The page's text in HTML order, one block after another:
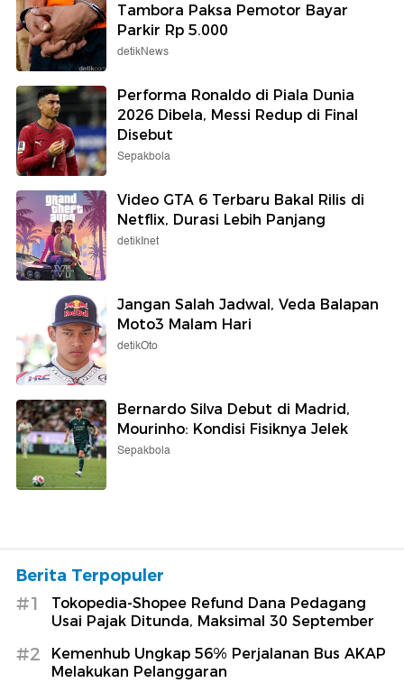
Tambora Paksa Pemotor Bayar
Parkir Rp 5.000
detikNews
Performa Ronaldo di Piala Dunia
2026 Dibela, Messi Redup di Final
Disebut
Sepakbola
Video GTA 6 Terbaru Bakal Rilis di
Netflix, Durasi Lebih Panjang
detikInet
Jangan Salah Jadwal, Veda Balapan
Moto3 Malam Hari
detikOto
Bernardo Silva Debut di Madrid,
Mourinho: Kondisi Fisiknya Jelek
Sepakbola
Berita Terpopuler
#1
Tokopedia-Shopee Refund Dana Pedagang
Usai Pajak Ditunda, Maksimal 30 September
#2
Kemenhub Ungkap 56% Perjalanan Bus AKAP
Melakukan Pelanggaran